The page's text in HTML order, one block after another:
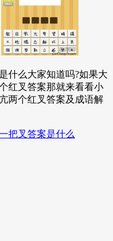
什么大家知道吗?如果大
红叉答案那就来看看小
两个红叉答案及成语解
把叉答案是什么